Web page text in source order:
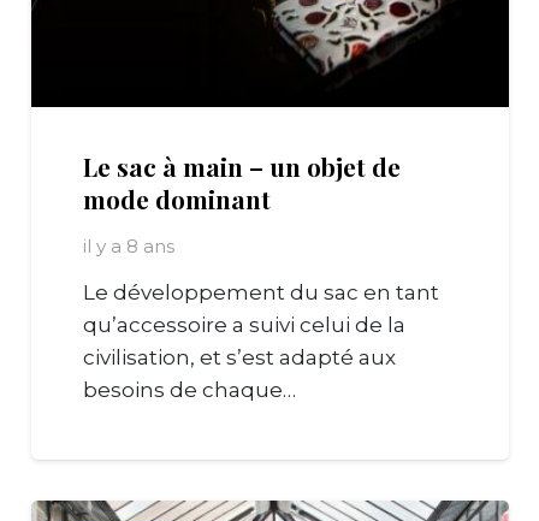
Le sac à main – un objet de
mode dominant
il y a 8 ans
Le développement du sac en tant
qu’accessoire a suivi celui de la
civilisation, et s’est adapté aux
besoins de chaque…